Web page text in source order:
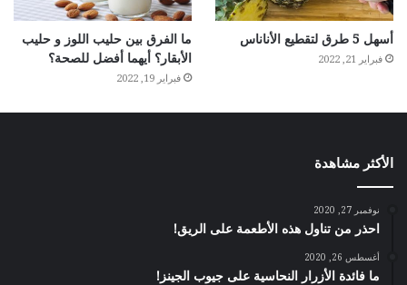
أسهل 5 طرق لتقطيع الأناناس
فبراير 21, 2022
ما الفرق بين حليب اللوز و حليب
الأبقار؟ أيهما أفضل للصحة؟
فبراير 19, 2022
الأكثر مشاهدة
نوفمبر 27, 2020
احذر من تناول هذه الأطعمة على الريق!
أغسطس 26, 2020
ما فائدة الأزرار النحاسية على جيوب الجينز!